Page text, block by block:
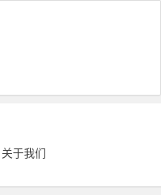
关于我们